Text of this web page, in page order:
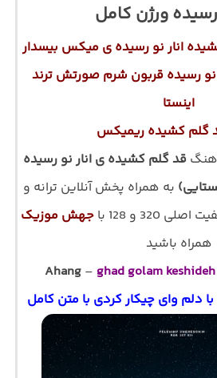
رسیده ورژن کامل
انار نو رسیده ی میکس بیسدار
نو رسیده قربون شرم صورتش ترند
اینستا
گلم کشیده ریمیکس
قد گلم کشیده ی انار نو رسیده
به همراه پخش آنلاین ترانه و
و 128 با
جهش موزیک
همراه باشید
Ahang – ghad golam
دلم وای چیکار کردی با متن کامل